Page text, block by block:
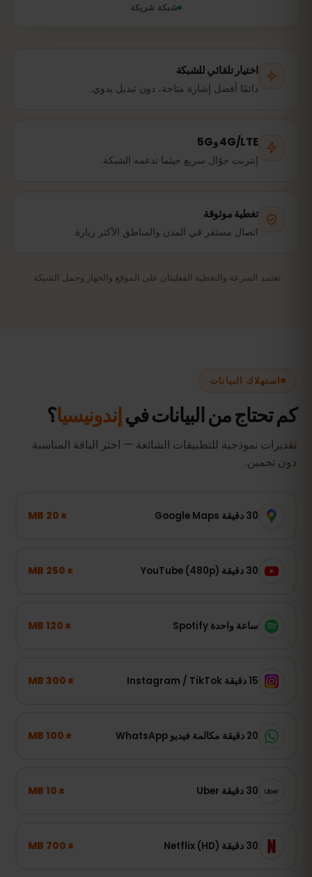
شبكة شريكة
اختيار تلقائي للشبكة
دائمًا أفضل إشارة متاحة، دون تبديل يدوي.
4G/LTE و5G
إنترنت جوّال سريع حيثما تدعمه الشبكة.
تغطية موثوقة
اتصال مستقر في المدن والمناطق الأكثر زيارة.
تعتمد السرعة والتغطية الفعليتان على الموقع والجهاز وحمل الشبكة.
استهلاك البيانات
كم تحتاج من البيانات فيإندونيسيا؟
تقديرات نموذجية للتطبيقات الشائعة — اختر الباقة المناسبة
دون تخمين.
30 دقيقة Google Maps ± 20 MB
30 دقيقة YouTube (480p) ± 250 MB
ساعة واحدة Spotify ± 120 MB
15 دقيقة Instagram / TikTok ± 300 MB
20 دقيقة مكالمة فيديو WhatsApp ± 100 MB
30 دقيقة Uber ± 10 MB
30 دقيقة Netflix (HD) ± 700 MB